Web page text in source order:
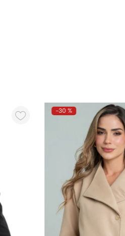
-30 %